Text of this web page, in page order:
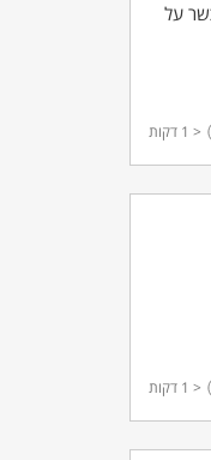
על
< 1 דקות
< 1 דקות